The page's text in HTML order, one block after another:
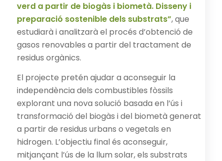
verd a partir de biogàs i biometà. Disseny i
preparació sostenible dels substrats”, que
estudiarà i analitzarà el procés d’obtenció de
gasos renovables a partir del tractament de
residus orgànics.
El projecte pretén ajudar a aconseguir la
independència dels combustibles fòssils
explorant una nova solució basada en l’ús i
transformació del biogàs i del biometà generat
a partir de residus urbans o vegetals en
hidrogen. L’objectiu final és aconseguir,
mitjançant l’ús de la llum solar, els substrats